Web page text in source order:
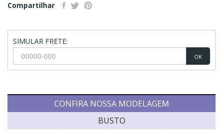
Compartilhar
SIMULAR FRETE:
OK
CONFIRA NOSSA MODELAGEM
BUSTO